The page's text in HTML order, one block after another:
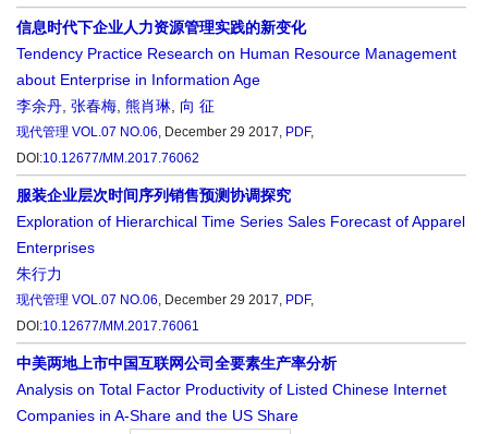
信息时代下企业人力资源管理实践的新变化
Tendency Practice Research on Human Resource Management
about Enterprise in Information Age
李余丹 张春梅 熊肖琳 向 征
现代管理 VOL.07 NO.06, December 29 2017, PDF,
DOI:10.12677/MM.2017.76062
服装企业层次时间序列销售预测协调探究
Exploration of Hierarchical Time Series Sales Forecast of Apparel
Enterprises
朱行力
现代管理 VOL.07 NO.06, December 29 2017, PDF,
DOI:10.12677/MM.2017.76061
中美两地上市中国互联网公司全要素生产率分析
Analysis on Total Factor Productivity of Listed Chinese Internet
Companies in A-Share and the US Share